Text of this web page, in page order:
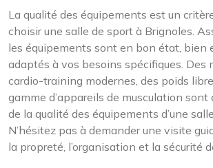
La qualité des équipements est un
choisir une salle de sport à Brignoles.
les équipements sont en bon état, bien
adaptés à vos besoins spécifiques. Des
cardio-training modernes, des poids
gamme d’appareils de musculation sont
de la qualité des équipements d’une
N’hésitez pas à demander une visite
la propreté, l’organisation et la sécurité